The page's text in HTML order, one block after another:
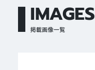
IMAGES
掲載画像一覧